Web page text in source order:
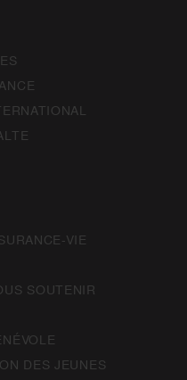
VIE
SOUTENIR
DES JEUNES